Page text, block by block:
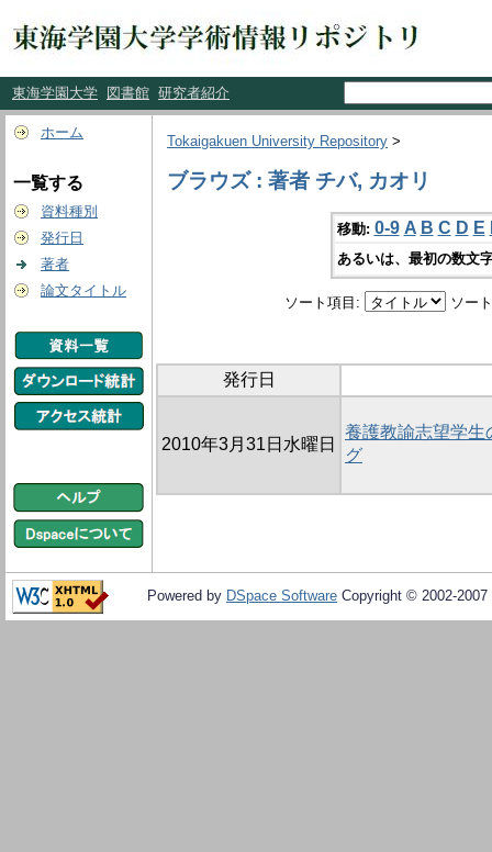
東海学園大学 図書館 研究者紹介
ホーム
一覧する
資料種別
発行日
著者
論文タイトル
Tokaigakuen University Repository >
ブラウズ : 著者 チバ, カオリ
移動: 0-9 A B C D E
あるいは、最初の数文
ソート項目: ソー
発行日
2010年3月31日水曜日
養護教諭志望学生
グ
Powered by DSpace Software Copyright © 2002-2007